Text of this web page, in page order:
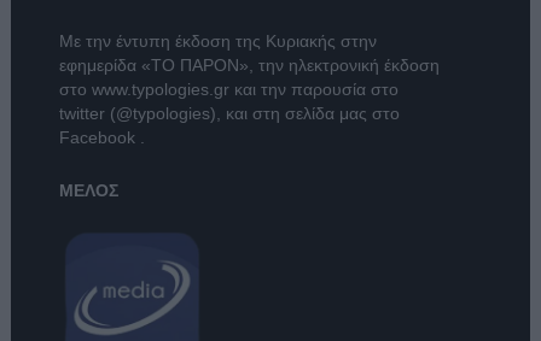
Με την έντυπη έκδοση της Κυριακής στην
εφημερίδα «ΤΟ ΠΑΡΟΝ» , την ηλεκτρονική έκδοση
στο www.typologies.grκαι την παρουσία στο
twitter (@typologies) , και στη σελίδα μας στο
Facebook
ΜΕΛΟΣ